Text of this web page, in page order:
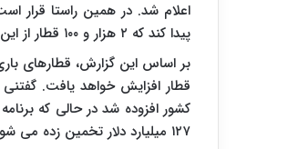
پیدا کند که ۲ هزار و ۱۰۰ قطار از این تعداد، جز قطارهای پر سرعت محسوب می شوند.
۱۲۷ میلیارد دلار تخمین زده می شود.